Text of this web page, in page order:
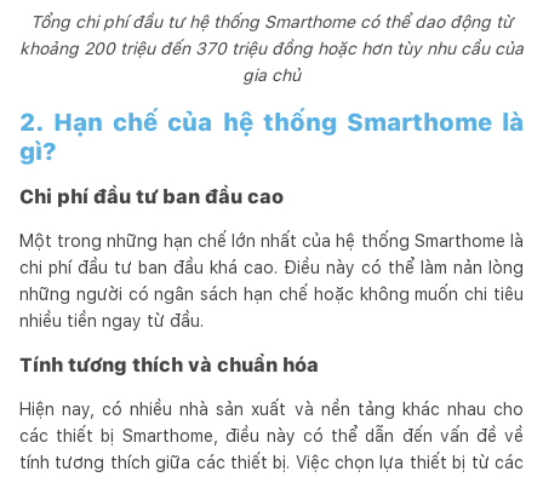
Tổng chi phí đầu tư hệ thống Smarthome có thể dao động từ
khoảng 200 triệu đến 370 triệu đồng hoặc hơn tùy nhu cầu của
gia chủ
2. Hạn chế của hệ thống Smarthome là
gì?
Chi phí đầu tư ban đầu cao
Một trong những hạn chế lớn nhất của hệ thống Smarthome là
chi phí đầu tư ban đầu khá cao. Điều này có thể làm nản lòng
những người có ngân sách hạn chế hoặc không muốn chi tiêu
nhiều tiền ngay từ đầu.
Tính tương thích và chuẩn hóa
Hiện nay, có nhiều nhà sản xuất và nền tảng khác nhau cho
các thiết bị Smarthome, điều này có thể dẫn đến vấn đề về
tính tương thích giữa các thiết bị. Việc chọn lựa thiết bị từ các